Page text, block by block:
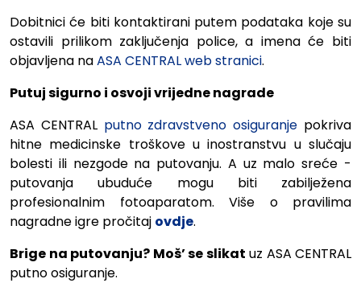
Dobitnici će biti kontaktirani putem podataka koje su
ostavili prilikom zaključenja police, a imena će biti
objavljena naASA CENTRAL web stranici.
Putuj sigurno i osvoji vrijedne nagrade
ASA CENTRAL putno zdravstveno osiguranje pokriva
hitne medicinske troškove u inostranstvu u slučaju
bolesti ili nezgode na putovanju. A uz malo sreće -
putovanja ubuduće mogu biti zabilježena
profesionalnim fotoaparatom. Više o pravilima
nagradne igre pročitaj ovdje.
Brige na putovanju? Moš’seslikat uz ASA CENTRAL
putno osiguranje.